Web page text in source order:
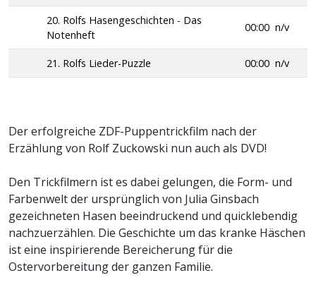
20. Rolfs Hasengeschichten - Das
Notenheft
00:00 n/v
21. Rolfs Lieder-Puzzle 00:00 n/v
Der erfolgreiche ZDF-Puppentrickfilm nach der
Erzählung von Rolf Zuckowski nun auch als DVD!
Den Trickfilmern ist es dabei gelungen, die Form- und
Farbenwelt der ursprünglich von Julia Ginsbach
gezeichneten Hasen beeindruckend und quicklebendig
nachzuerzählen. Die Geschichte um das kranke Häschen
ist eine inspirierende Bereicherung für die
Ostervorbereitung der ganzen Familie.